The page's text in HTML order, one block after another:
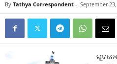
By Tathya Correspondent - September 23,